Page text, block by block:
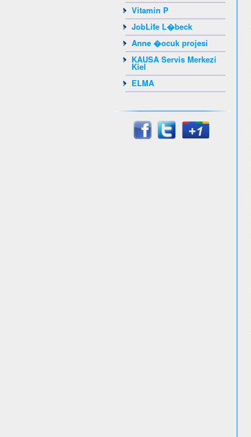
Vitamin P
JobLife L�beck
Anne �ocuk projesi
KAUSA Servis Merkezi
Kiel
ELMA